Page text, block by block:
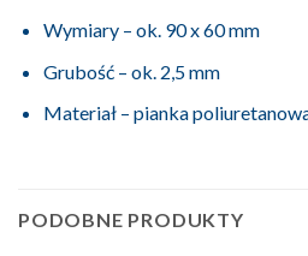
Wymiary – ok. 90 x 60 mm
Grubość – ok. 2,5 mm
Materiał – pianka
PODOBNE PRODUKTY